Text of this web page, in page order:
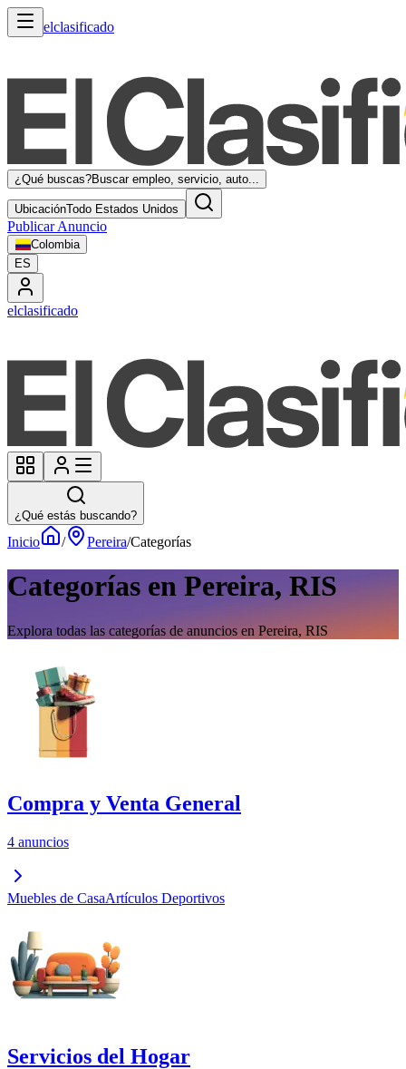
elclasificado
¿Qué buscas?Buscar empleo, servicio, auto...
UbicaciónTodo Estados Unidos
Publicar Anuncio
Colombia
ES
elclasificado
¿Qué estás buscando?
Inicio / Pereira/Categorías
Categorías en Pereira, RIS
Explora todas las categorías de anuncios en Pereira, RIS
Compra y Venta General
4 anuncios
Muebles de CasaArtículos Deportivos
Servicios del Hogar